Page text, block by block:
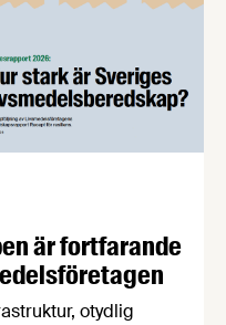
är fortfarande
otydlig